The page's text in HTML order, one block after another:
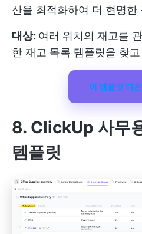
산을 최적화하여 더 현명한
대상: 여러 위치의 재고를
한 재고 목록 템플릿을 찾
이 템플릿 다
8. ClickUp 사무
템플릿